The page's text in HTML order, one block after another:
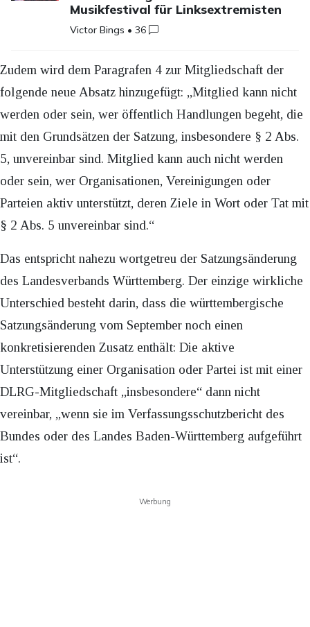
Musikfestival für Linksextremisten
Victor Bings •36
Zudem wird dem Paragrafen 4 zur Mitgliedschaft der
folgende neue Absatz hinzugefügt: „Mitglied kann nicht
werden oder sein, wer öffentlich Handlungen begeht, die
mit den Grundsätzen der Satzung, insbesondere § 2 Abs.
5, unvereinbar sind. Mitglied kann auch nicht werden
oder sein, wer Organisationen, Vereinigungen oder
Parteien aktiv unterstützt, deren Ziele in Wort oder Tat mit
§ 2 Abs. 5 unvereinbar sind.“
Das entspricht nahezu wortgetreu der Satzungsänderung
des Landesverbands Württemberg. Der einzige wirkliche
Unterschied besteht darin, dass die württembergische
Satzungsänderung vom September noch einen
konkretisierenden Zusatz enthält: Die aktive
Unterstützung einer Organisation oder Partei ist mit einer
DLRG-Mitgliedschaft „insbesondere“ dann nicht
vereinbar, „wenn sie im Verfassungsschutzbericht des
Bundes oder des Landes Baden-Württemberg aufgeführt
ist“.
Werbung